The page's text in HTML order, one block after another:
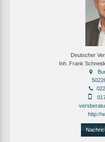
Deutscher
Inh. Frank
http://